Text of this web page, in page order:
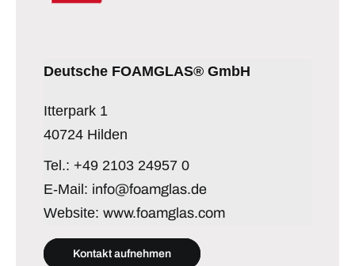
Deutsche FOAMGLAS® GmbH
Itterpark 1
40724 Hilden
Tel.: +49 2103 24957 0
E-Mail: info@foamglas.de
Website: www.foamglas.com
Kontakt aufnehmen